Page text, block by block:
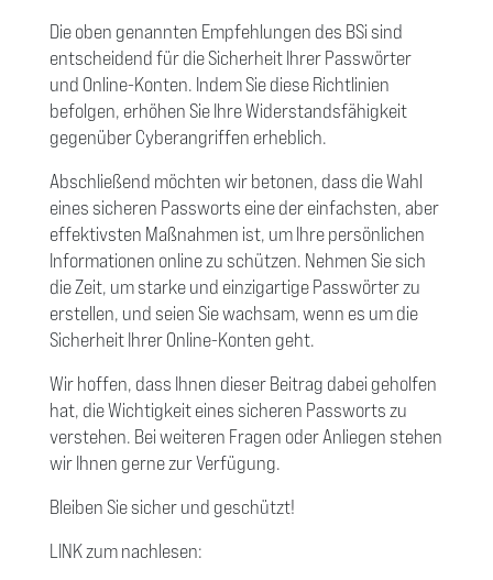
Die oben genannten Empfehlungen des BSi sind
entscheidend für die Sicherheit Ihrer Passwörter
und Online-Konten. Indem Sie diese Richtlinien
befolgen, erhöhen Sie Ihre Widerstandsfähigkeit
gegenüber Cyberangriffen erheblich.
Abschließend möchten wir betonen, dass die Wahl
eines sicheren Passworts eine der einfachsten, aber
effektivsten Maßnahmen ist, um Ihre persönlichen
Informationen online zu schützen. Nehmen Sie sich
die Zeit, um starke und einzigartige Passwörter zu
erstellen, und seien Sie wachsam, wenn es um die
Sicherheit Ihrer Online-Konten geht.
Wir hoffen, dass Ihnen dieser Beitrag dabei geholfen
hat, die Wichtigkeit eines sicheren Passworts zu
verstehen. Bei weiteren Fragen oder Anliegen stehen
wir Ihnen gerne zur Verfügung.
Bleiben Sie sicher und geschützt!
LINK zum nachlesen: